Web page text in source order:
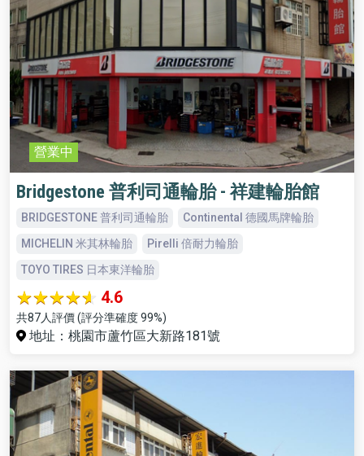
營業中
Bridgestone 普利司通輪胎 - 祥建輪胎館
BRIDGESTONE 普利司通輪胎
Continental 德國馬牌輪胎
MICHELIN 米其林輪胎
Pirelli 倍耐力輪胎
TOYO TIRES 日本東洋輪胎
4.6
共87人評價 (評分準確度 99%)
地址：桃園市蘆竹區大新路181號